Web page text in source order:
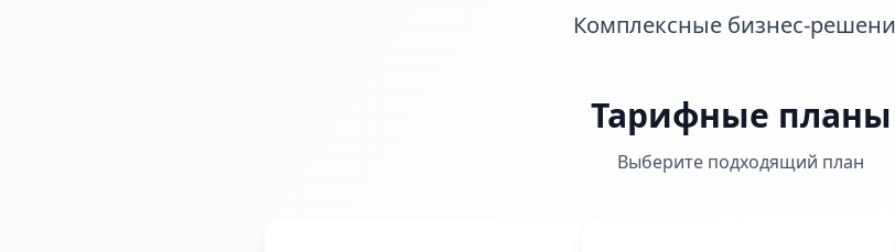
Комплексные бизнес-
Тарифные планы
Выберите подходящий план